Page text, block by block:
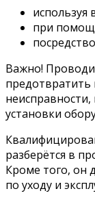
при
Важно!
предотвратить
установки
разберётся в
Кроме того, он
по уходу и